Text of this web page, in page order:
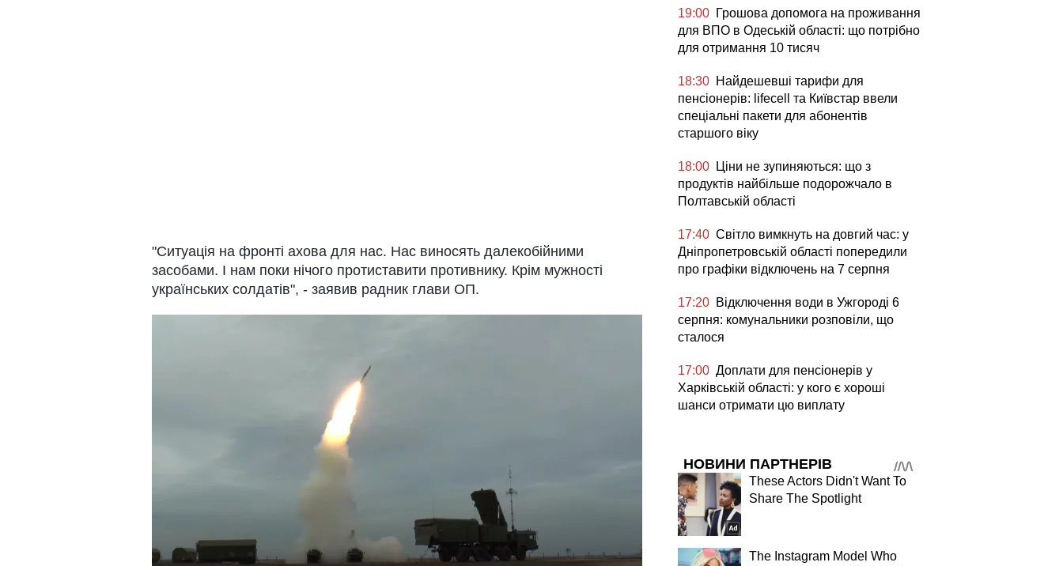
"Ситуація на фронті ахова для нас. Нас виносять далекобійними
засобами. І нам поки нічого протиставити противнику. Крім мужності
українських солдатів", - заявив радник глави ОП.
19:00 Грошова допомога на проживання
для ВПО в Одеській області: що потрібно
для отримання 10 тисяч
18:30 Найдешевші тарифи для
пенсіонерів: lifecell та Київстар ввели
спеціальні пакети для абонентів
старшого віку
18:00
Ціни не зупиняються: що з
продуктів найбільше подорожчало в
Полтавській області
17:40 Світло вимкнуть на довгий час: у
Дніпропетровській області попередили
про графіки відключень на 7 серпня
17:20 Відключення води в Ужгороді 6
серпня: комунальники розповіли, що
сталося
17:00 Доплати для пенсіонерів у
Харківській області: у кого є хороші
шанси отримати цю виплату
НОВИНИ ПАРТНЕРІВ
These Actors Didn't Want To
Share The Spotlight
The Instagram Model Who